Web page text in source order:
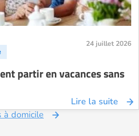
24 juillet 2026
partir en vacances sans
Lire la suite
à domicile